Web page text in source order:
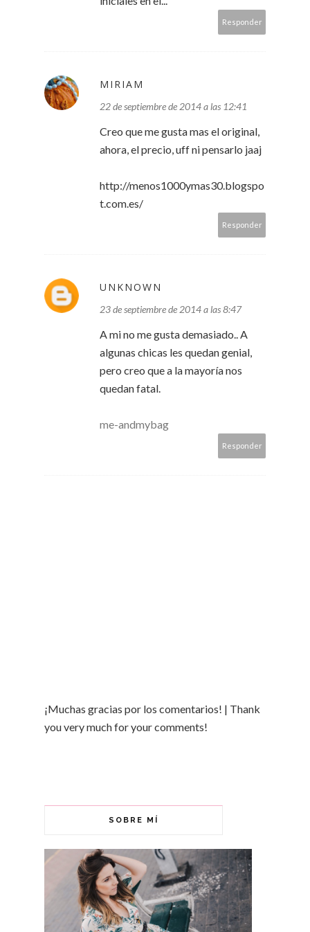
Responder
MIRIAM
22 de septiembre de 2014 a las 12:41
Creo que me gusta mas el original,
ahora, el precio, uff ni pensarlo jaaj
http://menos1000ymas30.blogspo
t.com.es/
Responder
UNKNOWN
23 de septiembre de 2014 a las 8:47
A mi no me gusta demasiado.. A
algunas chicas les quedan genial,
pero creo que a la mayoría nos
quedan fatal.
me-andmybag
Responder
¡Muchas gracias por los comentarios! | Thank
you very much for your comments!
SOBRE MÍ